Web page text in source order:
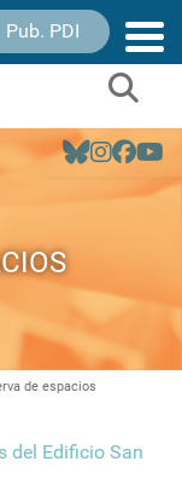
Pub. PDI
de espacios
del Edificio San